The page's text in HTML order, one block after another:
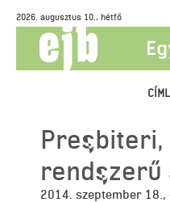
2026. augusztus 10., hétfő
rendszerű
2014. szeptember